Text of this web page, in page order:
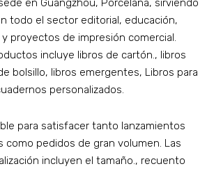
en Guangzhou, Porcelana, sirviendo
todo el sector editorial, educación,
proyectos de impresión comercial.
incluye libros de cartón., libros
bolsillo, libros emergentes, Libros para
personalizados.
para satisfacer tanto lanzamientos
como pedidos de gran volumen. Las
incluyen el tamaño., recuento